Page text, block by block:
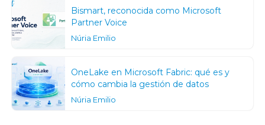
Bismart, reconocida como Microsoft
Partner Voice
Núria Emilio
OneLake en Microsoft Fabric: qué es y
cómo cambia la gestión de datos
Núria Emilio